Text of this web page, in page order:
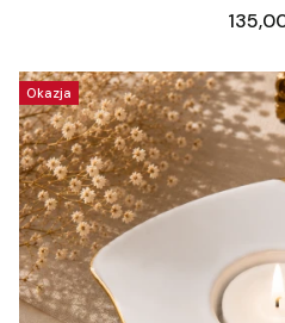
Cena
Okazja